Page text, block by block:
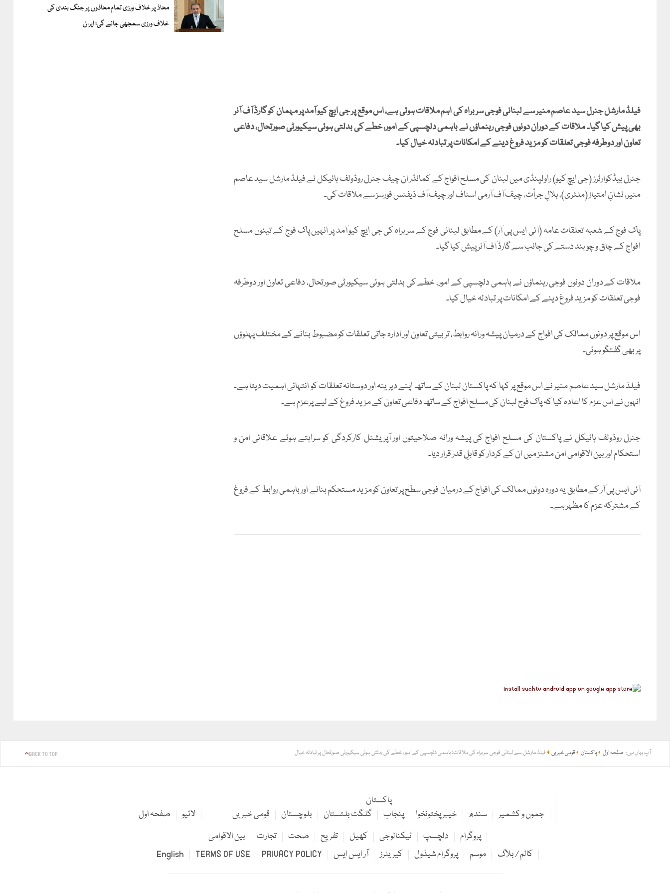
فیلڈ مارشل جنرل سید عاصم منیر سے لبنانی فوجی سربراہ کی اہم ملاقات ہوئی ہے، اس موقع پر جی ایچ کیو آمد پر مہمان کو گارڈ آف آنر
بھی پیش کیا گیا۔ ملاقات کے دوران دونوں فوجی رہنماؤں نے باہمی دلچسپی کے امور، خطے کی بدلتی ہوئی سیکیورٹی صورتحال، دفاعی
تعاون اور دوطرفہ فوجی تعلقات کو مزید فروغ دینے کے امکانات پر تبادلہ خیال کیا۔
جنرل ہیڈکوارٹرز (جی ایچ کیو) راولپنڈی میں لبنان کی مسلح افواج کے کمانڈر ان چیف جنرل روڈولف ہائیکل نے فیلڈ مارشل سید عاصم
منیر، نشانِ امتیاز (ملٹری)، ہلالِ جرأت، چیف آف آرمی اسٹاف اور چیف آف ڈیفنس فورسز سے ملاقات کی۔
پاک فوج کے شعبہ تعلقات عامہ (آئی ایس پی آر) کے مطابق لبنانی فوج کے سربراہ کی جی ایچ کیو آمد پر انہیں پاک فوج کے تینوں مسلح
افواج کے چاق و چوبند دستے کی جانب سے گارڈ آف آنر پیش کیا گیا۔
ملاقات کے دوران دونوں فوجی رہنماؤں نے باہمی دلچسپی کے امور، خطے کی بدلتی ہوئی سیکیورٹی صورتحال، دفاعی تعاون اور دوطرفہ
فوجی تعلقات کو مزید فروغ دینے کے امکانات پر تبادلہ خیال کیا۔
اس موقع پر دونوں ممالک کی افواج کے درمیان پیشہ ورانہ روابط، تربیتی تعاون اور ادارہ جاتی تعلقات کو مضبوط بنانے کے مختلف پہلوؤں
پر بھی گفتگو ہوئی۔
فیلڈ مارشل سید عاصم منیر نے اس موقع پر کہا کہ پاکستان لبنان کے ساتھ اپنے دیرینہ اور دوستانہ تعلقات کو انتہائی اہمیت دیتا ہے۔
انہوں نے اس عزم کا اعادہ کیا کہ پاک فوج لبنان کی مسلح افواج کے ساتھ دفاعی تعاون کے مزید فروغ کے لیے پرعزم ہے۔
جنرل روڈولف ہائیکل نے پاکستان کی مسلح افواج کی پیشہ ورانہ صلاحیتوں اور آپریشنل کارکردگی کو سراہتے ہوئے علاقائی امن و
استحکام اور بین الاقوامی امن مشنز میں ان کے کردار کو قابلِ قدر قرار دیا۔
آئی ایس پی آر کے مطابق یہ دورہ دونوں ممالک کی افواج کے درمیان فوجی سطح پر تعاون کو مزید مستحکم بنانے اور باہمی روابط کے فروغ
کے مشترکہ عزم کا مظہر ہے۔
محاذ پر خلاف ورزی تمام محاذوں پر جنگ بندی کی
خلاف ورزی سمجھی جائے گی؛ ایران
آپ یہاں ہیں: صفحہ اول پاکستان قومی خبریں فیلڈ مارشل سے لبنانی فوجی سربراہ کی ملاقات؛ باہمی دلچسپی کے امور، خطے کی بدلتی ہوئی سیکیورٹی صورتحال پر تبادلہ خیال BACK TO TOP
صفحہ اول لائیو
پاکستان
قومی خبریں
بلوچستان گلگت بلتستان پنجاب خیبر پختونخوا سندھ
جموں و کشمیر
بین الاقوامی
تجارت صحت تفریح کھیل ٹیکنالوجی دلچسپ
پروگرام
English
TERMS OF USE PRIVACY POLICY آر ایس ایس کیریئرز پروگرام شیڈول موسم کالم / بلاگ